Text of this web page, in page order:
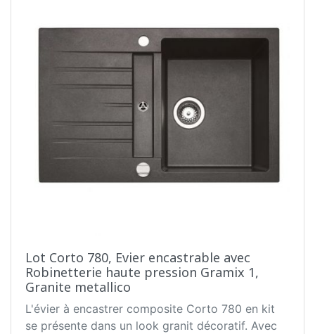
Lot Corto 780, Evier encastrable avec
Robinetterie haute pression Gramix 1,
Granite metallico
L'évier à encastrer composite Corto 780 en kit
se présente dans un look granit décoratif. Avec